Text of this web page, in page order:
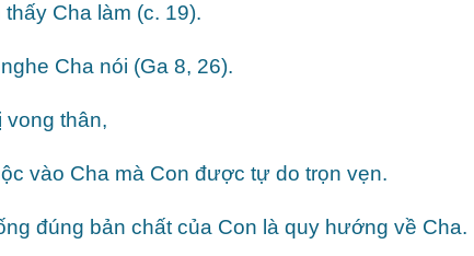
Cha làm (c. 19).
Cha nói (Ga 8, 26).
thân,
vào Cha mà Con được tự do trọn vẹn.
đúng bản chất của Con là quy hướng về Cha.